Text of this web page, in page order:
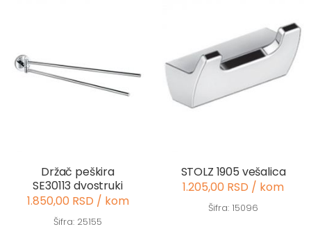
Držač peškira
SE30113 dvostruki
1.850,00 RSD / kom
Šifra: 25155
STOLZ 1905 vešalica
1.205,00 RSD / kom
Šifra: 15096